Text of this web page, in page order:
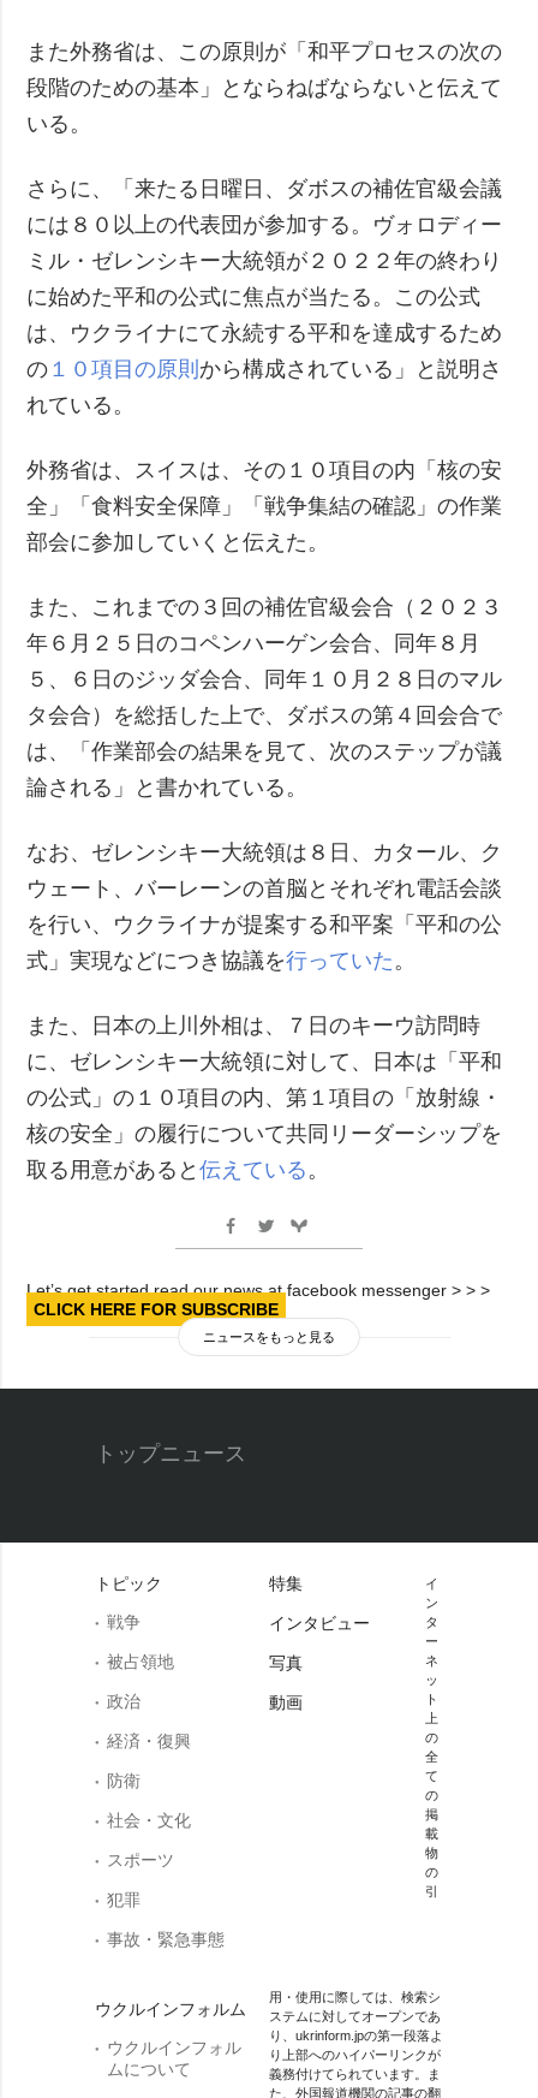
また外務省は、この原則が「和平プロセスの次の
段階のための基本」とならねばならないと伝えて
いる。
さらに、「来たる日曜日、ダボスの補佐官級会議
には８０以上の代表団が参加する。ヴォロディー
ミル・ゼレンシキー大統領が２０２２年の終わり
に始めた平和の公式に焦点が当たる。この公式
は、ウクライナにて永続する平和を達成するため
の １０項目の原則 から構成されている」と説明さ
れている。
外務省は、スイスは、その１０項目の内「核の安
全」「食料安全保障」「戦争集結の確認」の作業
部会に参加していくと伝えた。
また、これまでの３回の補佐官級会合（２０２３
年６月２５日のコペンハーゲン会合、同年８月
５、６日のジッダ会合、同年１０月２８日のマル
タ会合）を総括した上で、ダボスの第４回会合で
は、「作業部会の結果を見て、次のステップが議
論される」と書かれている。
なお、ゼレンシキー大統領は８日、カタール、ク
ウェート、バーレーンの首脳とそれぞれ電話会談
を行い、ウクライナが提案する和平案「平和の公
式」実現などにつき協議を行っていた 。
また、日本の上川外相は、７日のキーウ訪問時
に、ゼレンシキー大統領に対して、日本は「平和
の公式」の１０項目の内、第１項目の「放射線・
核の安全」の履行について共同リーダーシップを
取る用意があると伝えている 。
Let’s get started read our news at facebook messenger > > >
CLICK HERE FOR SUBSCRIBE
ニュースをもっと見る
トップニュース
トピック
戦争
被占領地
政治
経済・復興
防衛
社会・文化
スポーツ
犯罪
事故・緊急事態
ウクルインフォルム
ウクルインフォル
ムについて
特集
インタビュー
写真
動画
イ
ン
タ
ー
ネ
ッ
ト
上
の
全
て
の
掲
載
物
の
引
用・使用に際しては、検索シ
ステムに対してオープンであ
り、ukrinform.jpの第一段落よ
り上部へのハイパーリンクが
義務付けてられています。ま
た、外国報道機関の記事の翻